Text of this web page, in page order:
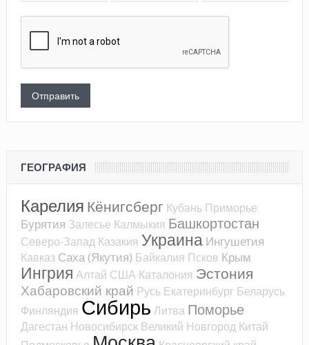
ГЕОГРАФИЯ
Карелия Кёнигсберг Кубань Приморье
Бурятия Залесье Калмыкия Башкортостан
Северо-Запад Казакия Украина Ингушетия
Кавказ Саха (Якутия) Байкалия Псков Крым
Ингрия Алтай США Каталония Эстония
Хабаровский край Русь Екатеринбург Беларусь
Финляндия Сибирь Литва Поморье
Дагестан Новосибирск Великий Новгород Китай